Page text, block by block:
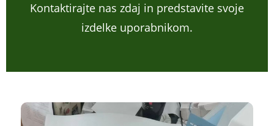
Kontaktirajte nas zdaj in predstavite svoje
izdelke uporabnikom.